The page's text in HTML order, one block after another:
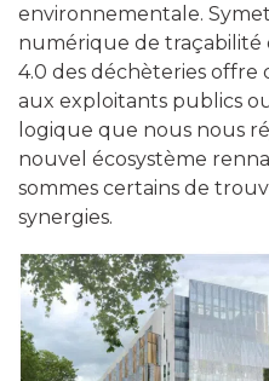
environnementale.
numérique de
4.0 des déchèteries offre
aux exploitants publics
logique que nous nous
nouvel écosystème
sommes certains de
synergies.